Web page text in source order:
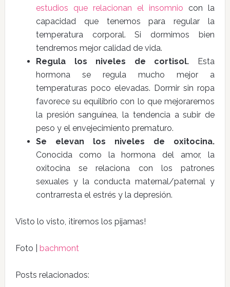
estudios que relacionan el insomnio con la
capacidad que tenemos para regular la
temperatura corporal. Si dormimos bien
tendremos mejor calidad de vida.
Regula los niveles de cortisol. Esta
hormona se regula mucho mejor a
temperaturas poco elevadas. Dormir sin ropa
favorece su equilibrio con lo que mejoraremos
la presión sanguínea, la tendencia a subir de
peso y el envejecimiento prematuro.
Se elevan los niveles de oxitocina.
Conocida como la hormona del amor, la
oxitocina se relaciona con los patrones
sexuales y la conducta maternal/paternal y
contrarresta el estrés y la depresión.
Visto lo visto, ¡tiremos los pijamas!
Foto | bachmont
Posts relacionados: